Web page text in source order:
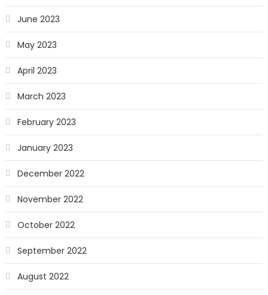
June 2023
May 2023
April 2023
March 2023
February 2023
January 2023
December 2022
November 2022
October 2022
September 2022
August 2022